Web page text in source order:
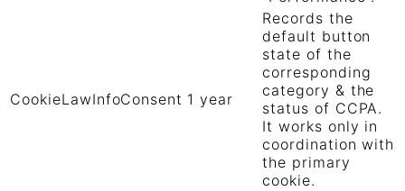
CookieLawInfoConsent 1 year
Records the
default button
state of the
corresponding
category & the
status of CCPA.
It works only in
coordination with
the primary
cookie.